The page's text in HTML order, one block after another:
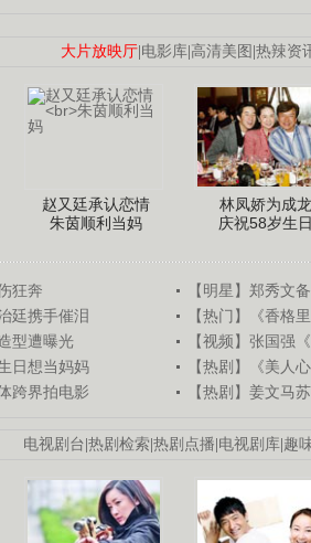
大片放映厅 电影库 高清美图 热辣资
赵又廷承认恋情
朱茵顺利当妈
林凤娇为成龙
庆祝58岁生
狂奔
【明星】郑秀文
廷携手催泪
【热门】《香格
型遭曝光
【视频】张国强
日想当妈妈
【热剧】《美人
跨界拍电影
【热剧】姜文马
电视剧台 热剧检索 热剧点播 电视剧库 趣